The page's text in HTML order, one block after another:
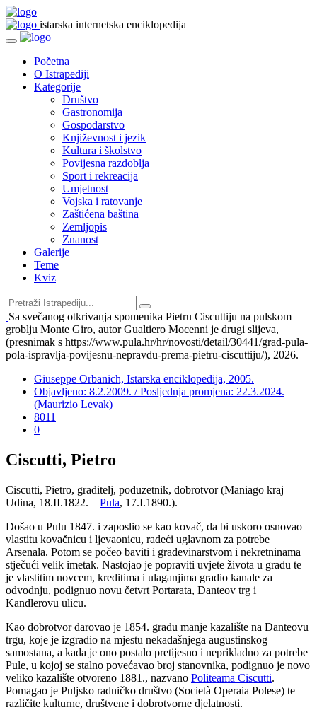
istarska internetska enciklopedija
Početna
O Istrapediji
Kategorije
Društvo
Gastronomija
Gospodarstvo
Književnost i jezik
Kultura i školstvo
Povijesna razdoblja
Sport i rekreacija
Umjetnost
Vojska i ratovanje
Zaštićena baština
Zemljopis
Znanost
Galerije
Teme
Kviz
Sa svečanog otkrivanja spomenika Pietru Ciscuttiju na pulskom
groblju Monte Giro, autor Gualtiero Mocenni je drugi slijeva,
(presnimak s https://www.pula.hr/hr/novosti/detail/30441/grad-pula-
pola-ispravlja-povijesnu-nepravdu-prema-pietru-ciscuttiju/), 2026.
Giuseppe Orbanich, Istarska enciklopedija, 2005.
Objavljeno: 8.2.2009. / Posljednja promjena: 22.3.2024.
(Maurizio Levak)
8011
0
Ciscutti, Pietro
Ciscutti, Pietro, graditelj, poduzetnik, dobrotvor (Maniago kraj
Udina, 18.II.1822. – Pula, 17.I.1890.).
Došao u Pulu 1847. i zaposlio se kao kovač, da bi uskoro osnovao
vlastitu kovačnicu i ljevaonicu, radeći uglavnom za potrebe
Arsenala. Potom se počeo baviti i građevinarstvom i nekretninama
stječući velik imetak. Nastojao je popraviti uvjete života u gradu te
je vlastitim novcem, kreditima i ulaganjima gradio kanale za
odvodnju, podignuo novu četvrt Portarata, Danteov trg i
Kandlerovu ulicu.
Kao dobrotvor darovao je 1854. gradu manje kazalište na Danteovu
trgu, koje je izgradio na mjestu nekadašnjega augustinskog
samostana, a kada je ono postalo pretijesno i neprikladno za potrebe
Pule, u kojoj se stalno povećavao broj stanovnika, podignuo je novo
veliko kazalište otvoreno 1881., nazvano Politeama Ciscutti.
Pomagao je Puljsko radničko društvo (Società Operaia Polese) te
različite kulturne, društvene i dobrotvorne djelatnosti.